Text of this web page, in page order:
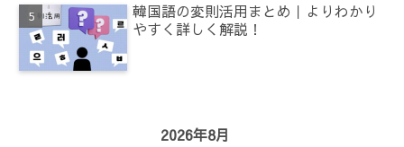
韓国語の変則活用まとめ｜よりわかり
やすく詳しく解説！
2026年8月